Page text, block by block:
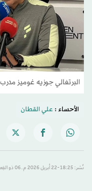
البرتغالي جوزيه غوميز
الأحساء : علي القطان
نُشر: 18:25-22 أبريل 2026 م ـ 06 ذو القِعدة 1447 هـ